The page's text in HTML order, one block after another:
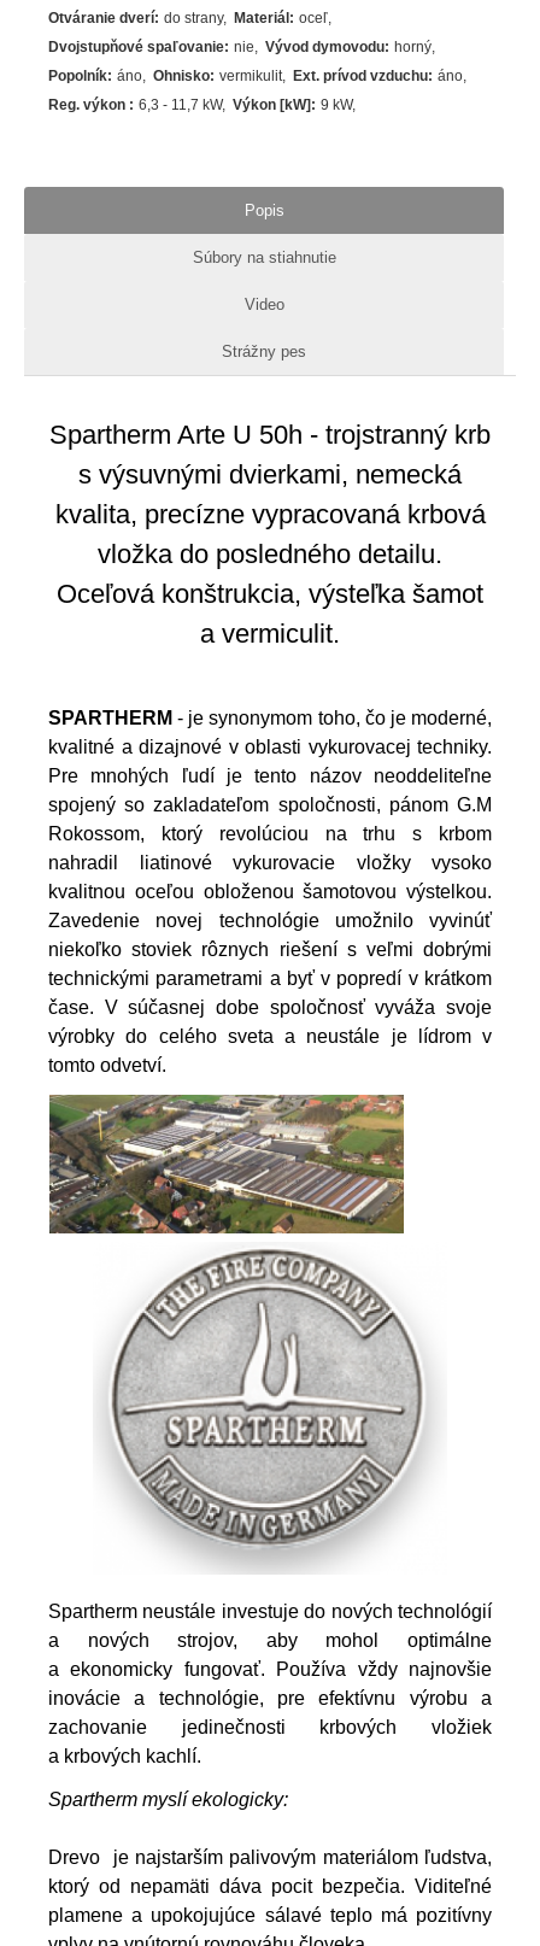
Otváranie dverí: do strany Materiál : oceľ
Dvojstupňové spaľovanie: nie Vývod dymovodu: horný
Popolník: áno Ohnisko: vermikulit Ext. prívod vzduchu: áno
Reg. výkon : 6,3 - 11,7 kW Výkon [kW] : 9 kW
Popis
Súbory na stiahnutie
Video
Strážny pes
Spartherm Arte U 50h - trojstranný krb
s výsuvnými dvierkami, nemecká
kvalita, precízne vypracovaná krbová
vložka do posledného detailu.
Oceľová konštrukcia, výsteľka šamot
a vermiculit.
SPARTHERM - je synonymom toho, čo je moderné,
kvalitné a dizajnové v oblasti vykurovacej techniky.
Pre mnohých ľudí je tento názov neoddeliteľne
spojený so zakladateľom spoločnosti, pánom G.M
Rokossom, ktorý revolúciou na trhu s krbom
nahradil liatinové vykurovacie vložky vysoko
kvalitnou oceľou obloženou šamotovou výstelkou.
Zavedenie novej technológie umožnilo vyvinúť
niekoľko stoviek rôznych riešení s veľmi dobrými
technickými parametrami a byť v popredí v krátkom
čase. V súčasnej dobe spoločnosť vyváža svoje
výrobky do celého sveta a neustále je lídrom v
tomto odvetví.
Spartherm neustále investuje do nových technológií
a nových strojov, aby mohol optimálne
a ekonomicky fungovať. Používa vždy najnovšie
inovácie a technológie, pre efektívnu výrobu a
zachovanie jedinečnosti krbových vložiek
a krbových kachlí.
Spartherm myslí ekologicky:
Drevo je najstarším palivovým materiálom ľudstva,
ktorý od nepamäti dáva pocit bezpečia. Viditeľné
plamene a upokojujúce sálavé teplo má pozitívny